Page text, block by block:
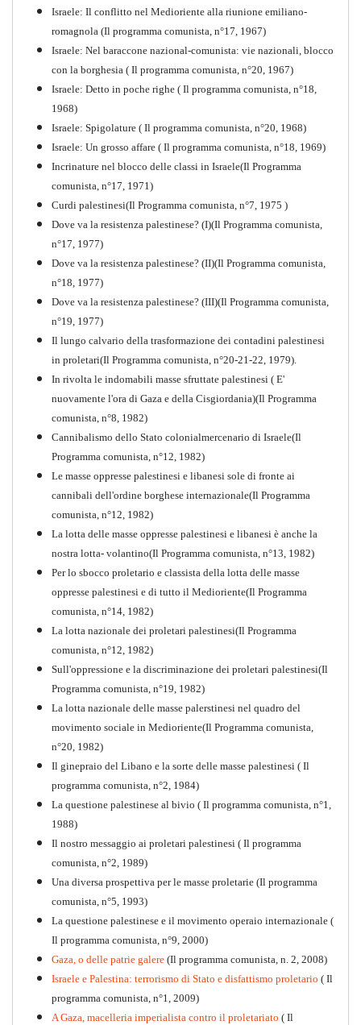
Storia della Sinistra
Comunista V
Perchè la Russia non era
comunista
Quaderno n°10
1917-2017 Ieri Oggi Domani
PDF Quaderno n°9
Israele: Il conflitto nel Medioriente alla riunione emiliano-
romagnola (Il programma comunista, n°17, 1967)
Israele: Nel baraccone nazional-comunista: vie nazionali, blocco
con la borghesia ( Il programma comunista, n°20, 1967)
Israele: Detto in poche righe ( Il programma comunista, n°18,
1968)
Israele: Spigolature ( Il programma comunista, n°20, 1968)
Israele: Un grosso affare ( Il programma comunista, n°18, 1969)
Incrinature nel blocco delle classi in Israele(Il Programma
comunista, n°17, 1971)
Curdi palestinesi(Il Programma comunista, n°7, 1975 )
Dove va la resistenza palestinese? (I)(Il Programma comunista,
n°17, 1977)
Dove va la resistenza palestinese? (II)(Il Programma comunista,
n°18, 1977)
Dove va la resistenza palestinese? (III)(Il Programma comunista,
n°19, 1977)
Il lungo calvario della trasformazione dei contadini palestinesi
in proletari(Il Programma comunista, n°20-21-22, 1979).
In rivolta le indomabili masse sfruttate palestinesi ( E'
nuovamente l'ora di Gaza e della Cisgiordania)(Il Programma
comunista, n°8, 1982)
Cannibalismo dello Stato colonialmercenario di Israele(Il
Programma comunista, n°12, 1982)
Le masse oppresse palestinesi e libanesi sole di fronte ai
cannibali dell'ordine borghese internazionale(Il Programma
comunista, n°12, 1982)
La lotta delle masse oppresse palestinesi e libanesi è anche la
nostra lotta- volantino(Il Programma comunista, n°13, 1982)
Per lo sbocco proletario e classista della lotta delle masse
oppresse palestinesi e di tutto il Medioriente(Il Programma
comunista, n°14, 1982)
La lotta nazionale dei proletari palestinesi(Il Programma
comunista, n°12, 1982)
Sull'oppressione e la discriminazione dei proletari palestinesi(Il
Programma comunista, n°19, 1982)
La lotta nazionale delle masse palerstinesi nel quadro del
movimento sociale in Medioriente(Il Programma comunista,
n°20, 1982)
Il ginepraio del Libano e la sorte delle masse palestinesi ( Il
programma comunista, n°2, 1984)
La questione palestinese al bivio ( Il programma comunista, n°1,
1988)
Il nostro messaggio ai proletari palestinesi ( Il programma
comunista, n°2, 1989)
Una diversa prospettiva per le masse proletarie (Il programma
comunista, n°5, 1993)
La questione palestinese e il movimento operaio internazionale (
Il programma comunista, n°9, 2000)
Gaza, o delle patrie galere (Il programma comunista, n. 2, 2008)
Israele e Palestina: terrorismo di Stato e disfattismo proletario ( Il
programma comunista, n°1, 2009)
A Gaza, macelleria imperialista contro il proletariato ( Il